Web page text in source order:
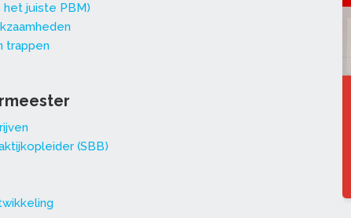
het juiste PBM)
trappen
(SBB)